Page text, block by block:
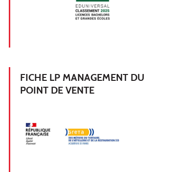
FICHE LP MANAGEMENT DU
POINT DE VENTE